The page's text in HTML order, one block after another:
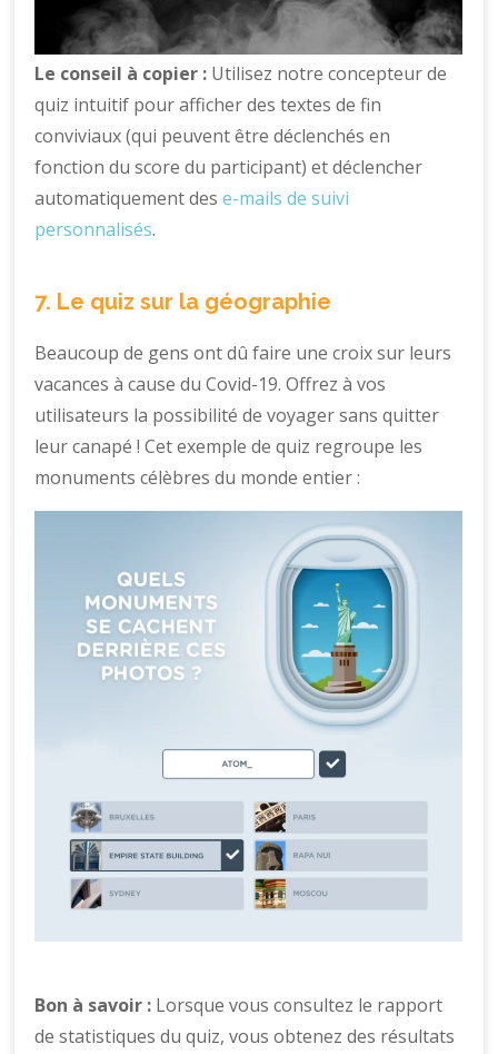
Le conseil à copier : Utilisez notre concepteur de
quiz intuitif pour afficher des textes de fin
conviviaux (qui peuvent être déclenchés en
fonction du score du participant) et déclencher
automatiquement dese-mails de suivi
personnalisés.
7. Le quiz sur la géographie
Beaucoup de gens ont dû faire une croix sur leurs
vacances à cause du Covid-19. Offrez à vos
utilisateurs la possibilité de voyager sans quitter
leur canapé ! Cet exemple de quiz regroupe les
monuments célèbres du monde entier :
Bon à savoir : Lorsque vous consultez le rapport
de statistiques du quiz, vous obtenez des résultats